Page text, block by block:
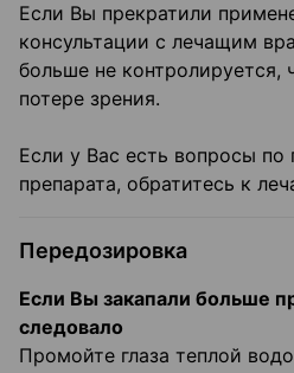
Если Вы прекратили
консультации с лечащим
больше не контролируется,
потере зрения.
Если у Вас есть вопросы
препарата, обратитесь к
Передозировка
Если Вы закапали больше
следовало
Промойте глаза теплой